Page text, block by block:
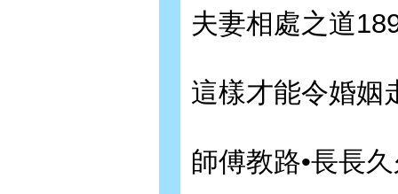
夫妻相處之道
這樣才能令婚姻
師傅教路•長長